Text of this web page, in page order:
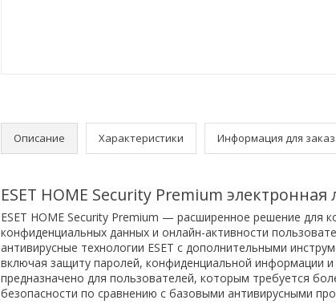
Описание Характеристики Информация для
ESET HOME Security Premium
ESET HOME Security Premium — расширенное решение для
конфиденциальных данных и онлайн-активности
антивирусные технологии ESET с дополнительными
включая защиту паролей, конфиденциальной информации
предназначено для пользователей, которым требуется
безопасности по сравнению с базовыми антивирусными